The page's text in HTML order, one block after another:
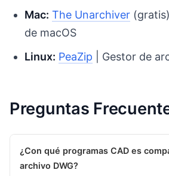
Mac: The Unarchiver
de macOS
Linux: PeaZip | Gestor de
Preguntas
¿Con qué programas CAD es
archivo DWG?